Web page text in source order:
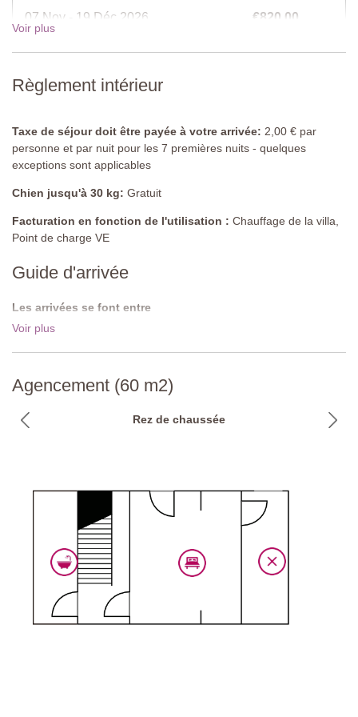
Deuxième étage
Lit double (ne peut pas être converti en lits
Salle de bain
Douche, lavabo, toilettes, bidet.
Longueur : 12 mètres
Largeur : 5 mètres
Profondeur : 1 à 2,5 mètres
Ouverture : de mai à septembre
Cloturée : oui
Mobilier de piscine : chaises longues
Distance des villas : 300 mètres
07 Nov - 19 Déc 2026 €820,00
Voir plus
Règlement intérieur
Taxe de séjour doit être payée à votre arrivée: 2,00 € par
personne et par nuit pour les 7 premières nuits - quelques
exceptions sont applicables
Chien jusqu'à 30 kg: Gratuit
Facturation en fonction de l'utilisation : Chauffage de la villa,
Point de charge VE
Guide d'arrivée
Les arrivées se font entre
Les arrivées se font entre 16:00 - 19:00.Les départs se font avant
Parking: public sur place
Code national d'identification:IT052023B5NY5ORYA5
Voir plus
Agencement (60 m2)
Rez de chaussée